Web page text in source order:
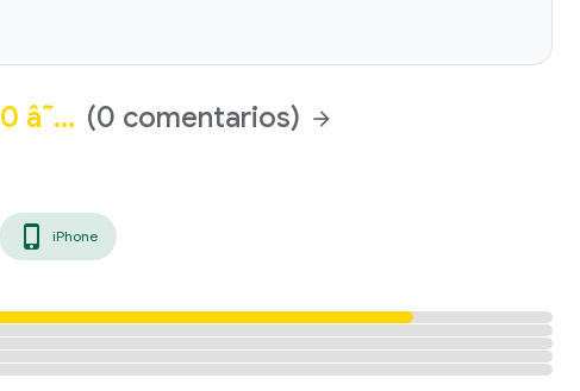
0 â˜… (0 comentarios) arrow_forward
phone_iphone iPhone